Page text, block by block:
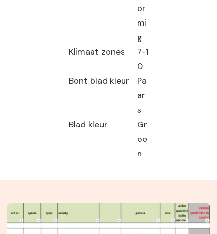
or
mi
g
Klimaat zones
7-1
0
Bont blad kleur
Pa
ar
s
Blad kleur
Gr
oe
n